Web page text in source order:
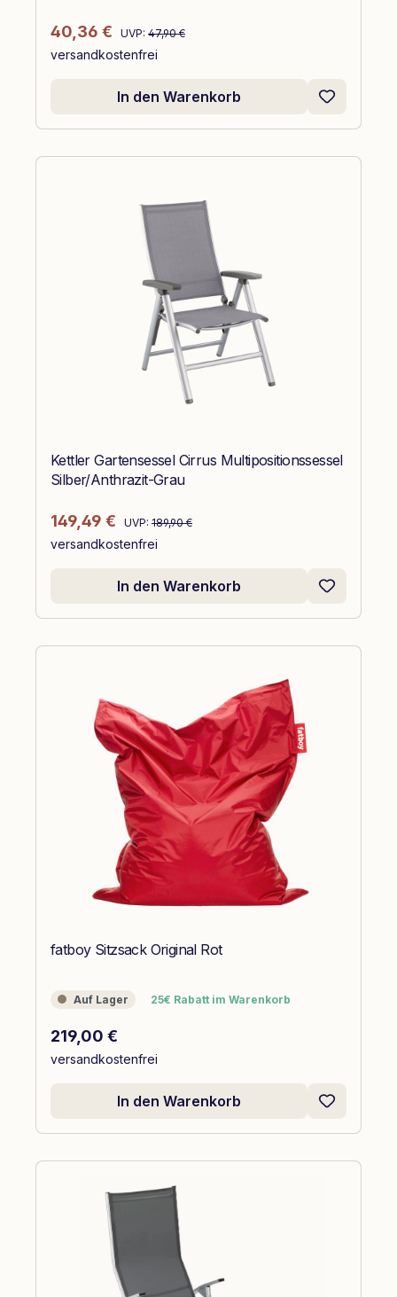
Verkaufspreis:
40,36 € Regulärer Preis:
UVP: 47,90 €
versandkostenfrei
In den Warenkorb
Kettler Gartensessel Cirrus Multipositionssessel
Silber/Anthrazit-Grau
Verkaufspreis:
149,49 € Regulärer Preis:
UVP: 189,90 €
versandkostenfrei
In den Warenkorb
fatboy Sitzsack Original Rot
Auf Lager
Auf Lager 25€ Rabatt im Warenkorb
25€ Rabatt im Warenkorb
Regulärer Preis:
219,00 €
versandkostenfrei
In den Warenkorb